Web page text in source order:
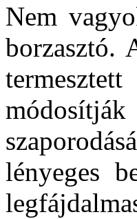
Nem
borzasztó.
lényeges